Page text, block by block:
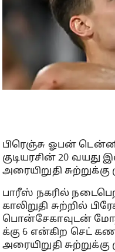
பிரெஞ்சு ஓபன்
குடியரசின் 20 வயது
அரையிறுதி
பாரீஸ் நகரில்
காலிறுதி சுற்றில்
பொன்சேகாவுடன்
க்கு 6 என்கிற செட்
அரையிறுதி